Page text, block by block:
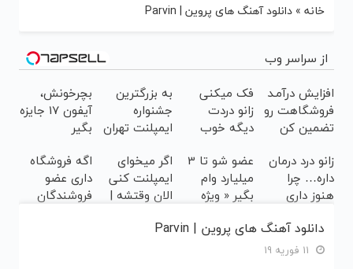
خانه » دانلود آهنگ های پروین | Parvin
از سراسر وب
افزایش درآمـد
فروشگاهت رو
تضمین کن
فک میکنی
زانو دردت
دیگه خوب
(◂پرسش‌نامه)
به بزرگترین
جشنواره
ایمپلنت تهران
| فقط ۲۵
میلیون !
بچرخونش،
آیفون 17 جایزه
بگیر
زانو درد درمان
داره… چرا
هنوز داری
می‌کنی؟
عضو شو تا 3
میلیارد وام
بگیر « ویژه
اگر میخوای
ایمپلنت کنی
الان وقتشه |
میلیون
اگه فروشگاه
داری عضو
فروشندگان
دانلود آهنگ های پروین | Parvin